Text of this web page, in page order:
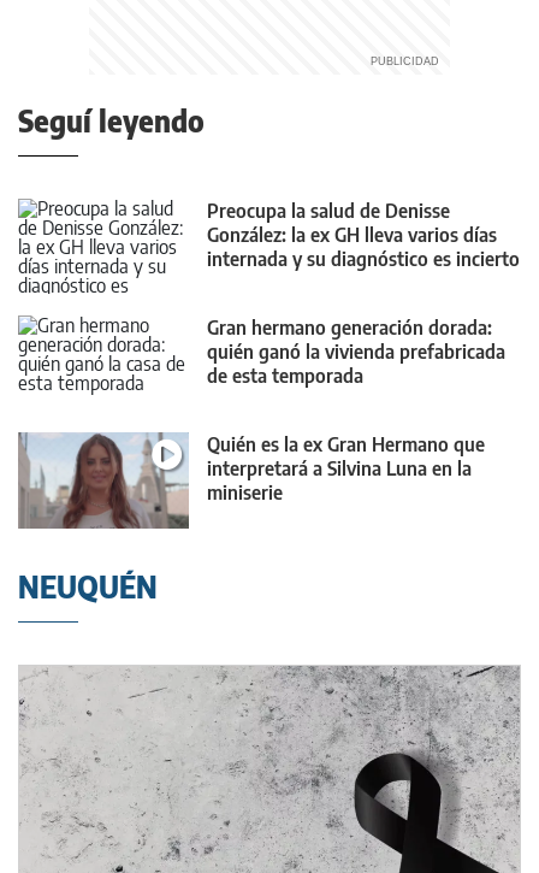
Seguí leyendo
Preocupa la salud de Denisse
González: la ex GH lleva varios días
internada y su diagnóstico es incierto
Gran hermano generación dorada:
quién ganó la vivienda prefabricada
de esta temporada
Quién es la ex Gran Hermano que
interpretará a Silvina Luna en la
miniserie
NEUQUÉN